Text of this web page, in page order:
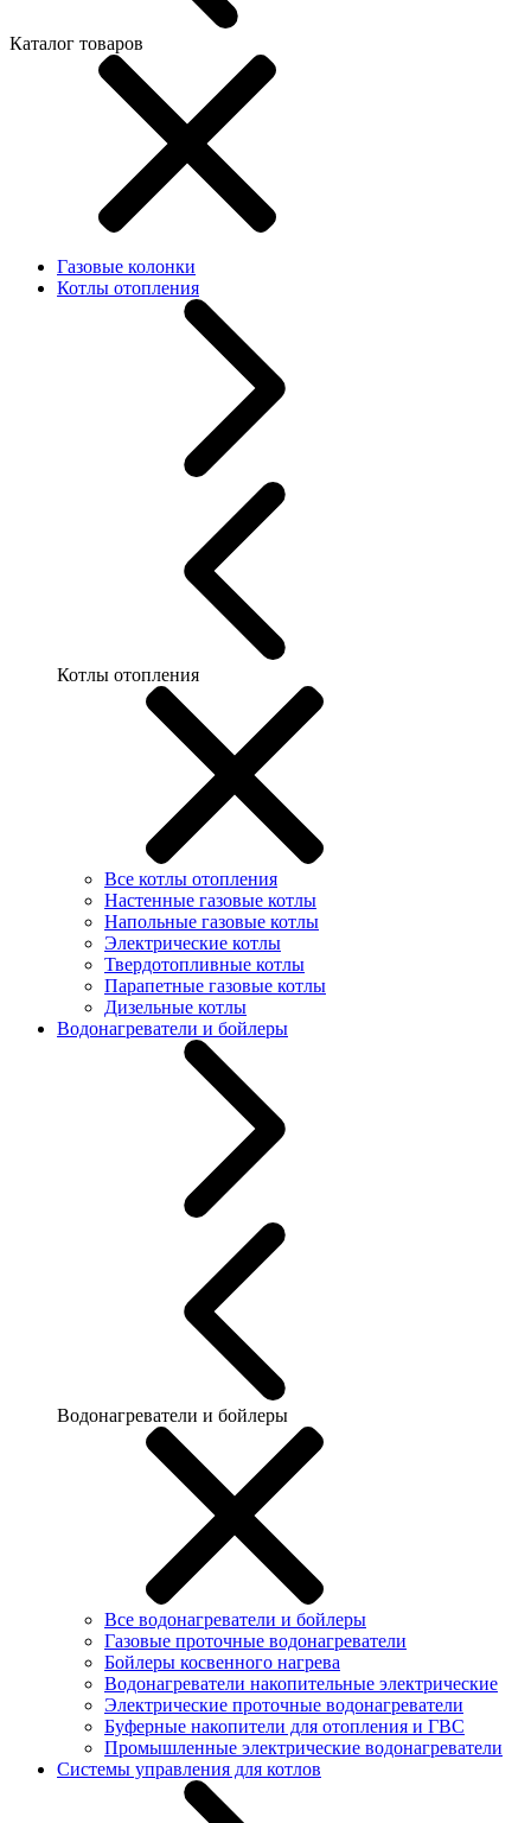
Каталог товаров
Газовые колонки
Котлы отопления
Котлы отопления
Все котлы отопления
Настенные газовые котлы
Напольные газовые котлы
Электрические котлы
Твердотопливные котлы
Парапетные газовые котлы
Дизельные котлы
Водонагреватели и бойлеры
Водонагреватели и бойлеры
Все водонагреватели и бойлеры
Газовые проточные водонагреватели
Бойлеры косвенного нагрева
Водонагреватели накопительные электрические
Электрические проточные водонагреватели
Буферные накопители для отопления и ГВС
Промышленные электрические водонагреватели
Системы управления для котлов